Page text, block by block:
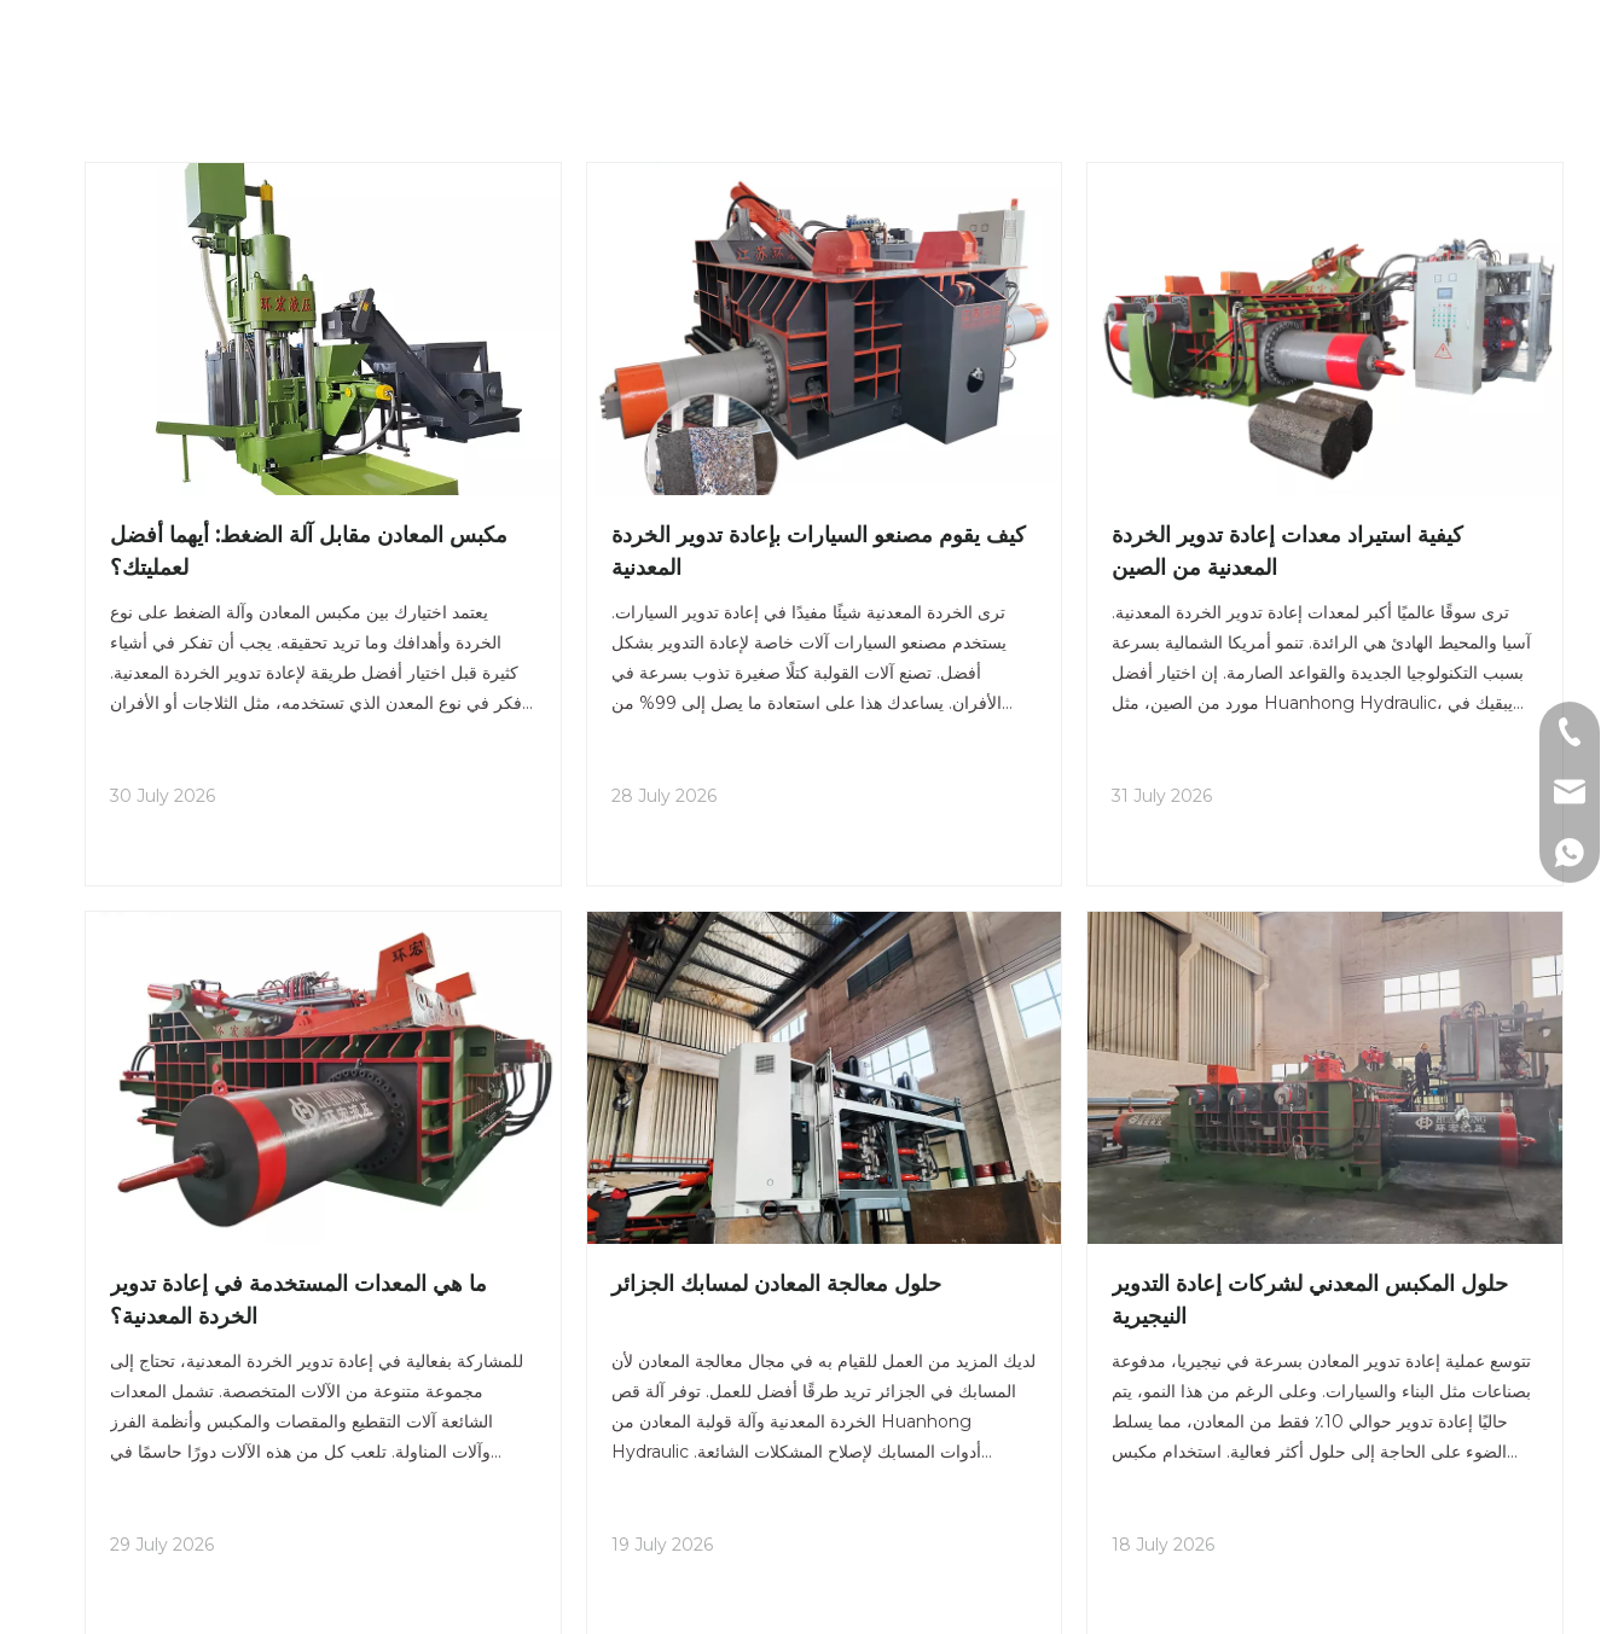
مكبس المعادن مقابل آلة الضغط: أيهما أفضل
لعمليتك؟
يعتمد اختيارك بين مكبس المعادن وآلة الضغط على نوع
الخردة وأهدافك وما تريد تحقيقه. يجب أن تفكر في أشياء
كثيرة قبل اختيار أفضل طريقة لإعادة تدوير الخردة المعدنية.
فكر في نوع المعدن الذي تستخدمه، مثل الثلاجات أو الأفران
30 July 2026
كيف يقوم مصنعو السيارات بإعادة تدوير الخردة
المعدنية
ترى الخردة المعدنية شيئًا مفيدًا في إعادة تدوير السيارات.
يستخدم مصنعو السيارات آلات خاصة لإعادة التدوير بشكل
أفضل. تصنع آلات القولبة كتلًا صغيرة تذوب بسرعة في
الأفران. يساعدك هذا على استعادة ما يصل إلى 99% من
28 July 2026
كيفية استيراد معدات إعادة تدوير الخردة
المعدنية من الصين
ترى سوقًا عالميًا أكبر لمعدات إعادة تدوير الخردة المعدنية.
آسيا والمحيط الهادئ هي الرائدة. تنمو أمريكا الشمالية بسرعة
بسبب التكنولوجيا الجديدة والقواعد الصارمة. إن اختيار أفضل
مورد من الصين، مثل Huanhong Hydraulic، يبقيك في
31 July 2026
ما هي المعدات المستخدمة في إعادة تدوير
الخردة المعدنية؟
للمشاركة بفعالية في إعادة تدوير الخردة المعدنية، تحتاج إلى
مجموعة متنوعة من الآلات المتخصصة. تشمل المعدات
الشائعة آلات التقطيع والمقصات والمكبس وأنظمة الفرز
وآلات المناولة. تلعب كل من هذه الآلات دورًا حاسمًا في
29 July 2026
حلول معالجة المعادن لمسابك الجزائر
لديك المزيد من العمل للقيام به في مجال معالجة المعادن لأن
المسابك في الجزائر تريد طرقًا أفضل للعمل. توفر آلة قص
الخردة المعدنية وآلة قولبة المعادن من Huanhong
Hydraulic أدوات المسابك لإصلاح المشكلات الشائعة.
19 July 2026
حلول المكبس المعدني لشركات إعادة التدوير
النيجيرية
تتوسع عملية إعادة تدوير المعادن بسرعة في نيجيريا، مدفوعة
بصناعات مثل البناء والسيارات. وعلى الرغم من هذا النمو، يتم
حاليًا إعادة تدوير حوالي 10٪ فقط من المعادن، مما يسلط
الضوء على الحاجة إلى حلول أكثر فعالية. استخدام مكبس
18 July 2026
+86-
+86-510-
andy@js-
+86-